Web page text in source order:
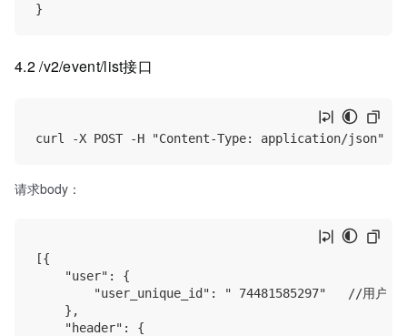
4.2 /v2/event/list接口
请求body：
[{
    "user": {
"user_unique_id": " 74481585297"   //用户唯
    },
    "header": {